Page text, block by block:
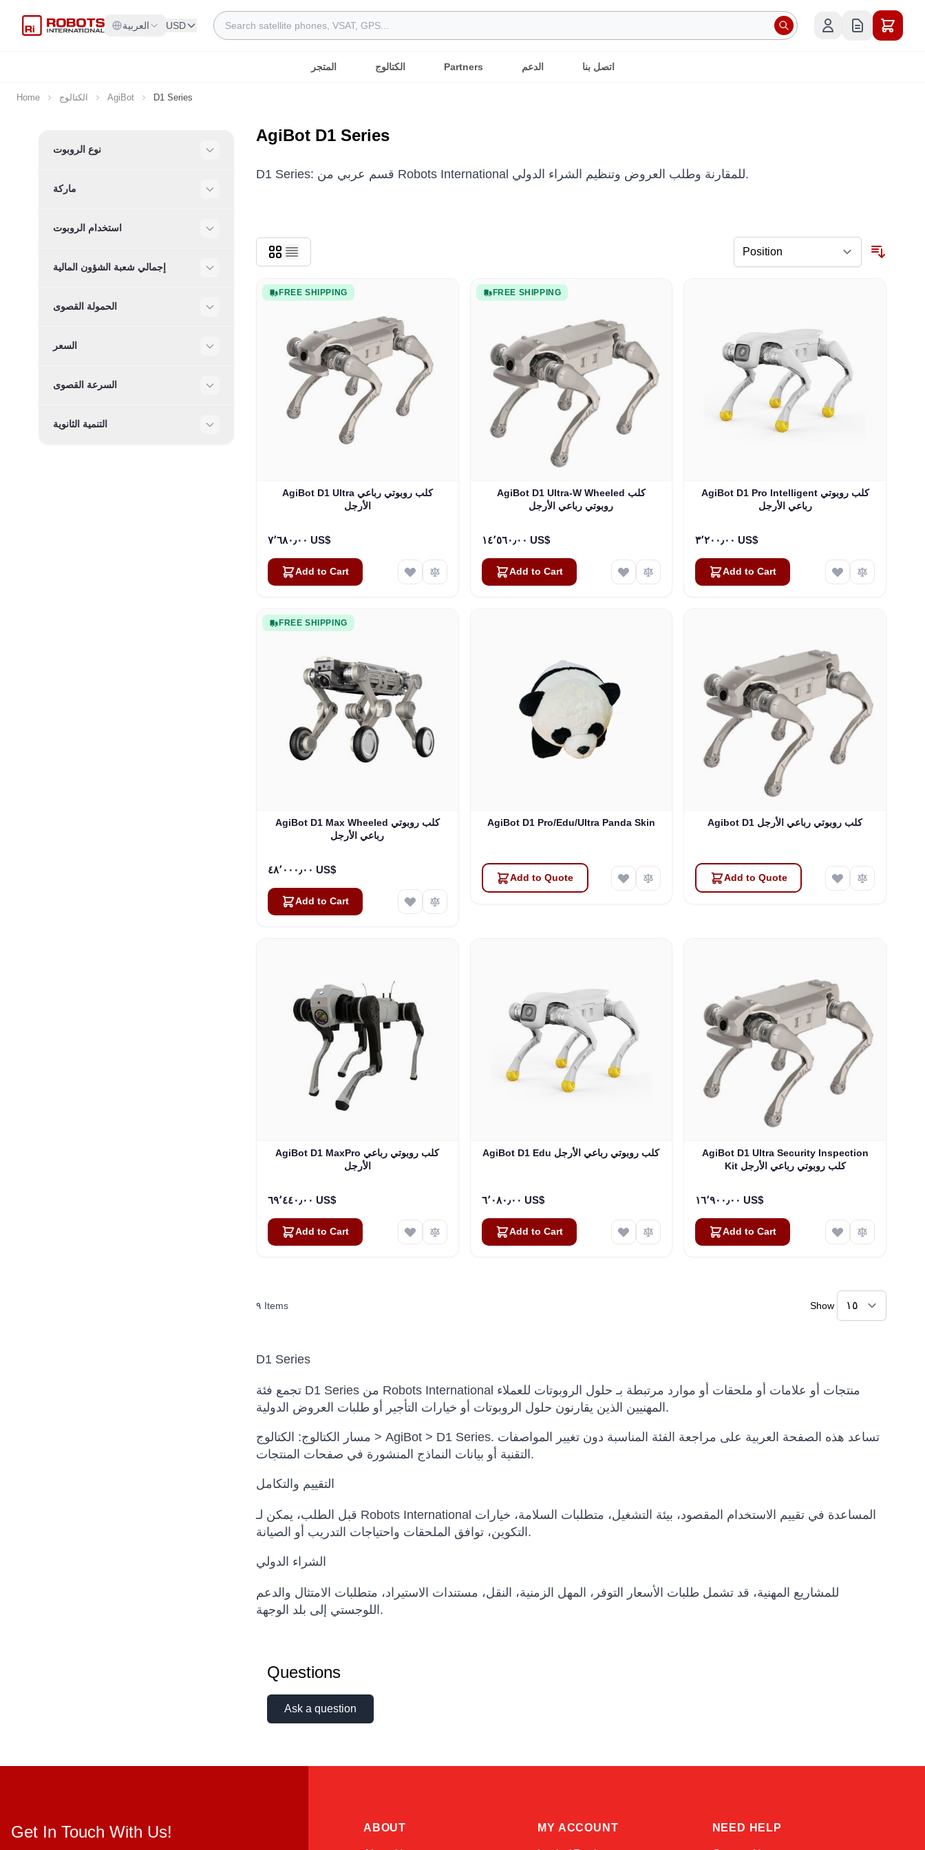
العربية USD
Search
المتجر الكتالوج Partners الدعم اتصل بنا
Home الكتالوج AgiBot D1 Series
Skip to product list
نوع الروبوت
ماركة
استخدام الروبوت
إجمالي شعبة الشؤون المالية
الحمولة القصوى
السعر
السرعة القصوى
التنمية الثانوية
AgiBot D1 Series
D1 Series: قسم عربي من Robots International للمقارنة وطلب العروض وتنظيم الشراء الدولي.
FREE SHIPPING
AgiBot D1 Ultra كلب روبوتي رباعي
الأرجل
٧٬٦٨٠٫٠٠ US$
Add to Cart
FREE SHIPPING
AgiBot D1 Ultra-W Wheeled كلب
روبوتي رباعي الأرجل
١٤٬٥٦٠٫٠٠ US$
Add to Cart
AgiBot D1 Pro Intelligent كلب روبوتي
رباعي الأرجل
٣٬٢٠٠٫٠٠ US$
Add to Cart
FREE SHIPPING
AgiBot D1 Max Wheeled كلب روبوتي
رباعي الأرجل
٤٨٬٠٠٠٫٠٠ US$
Add to Cart
AgiBot D1 Pro/Edu/Ultra Panda Skin
Add to Quote
Agibot D1 كلب روبوتي رباعي الأرجل
Add to Quote
AgiBot D1 MaxPro كلب روبوتي رباعي
الأرجل
٦٩٬٤٤٠٫٠٠ US$
Add to Cart
AgiBot D1 Edu كلب روبوتي رباعي الأرجل
٦٬٠٨٠٫٠٠ US$
Add to Cart
AgiBot D1 Ultra Security Inspection
Kit كلب روبوتي رباعي الأرجل
١٦٬٩٠٠٫٠٠ US$
Add to Cart
٩ Items Show
D1 Series
تجمع فئة D1 Series من Robots International منتجات أو علامات أو ملحقات أو موارد مرتبطة بـ حلول الروبوتات للعملاء
المهنيين الذين يقارنون حلول الروبوتات أو خيارات التأجير أو طلبات العروض الدولية.
مسار الكتالوج: الكتالوج > AgiBot > D1 Series. تساعد هذه الصفحة العربية على مراجعة الفئة المناسبة دون تغيير المواصفات
التقنية أو بيانات النماذج المنشورة في صفحات المنتجات.
التقييم والتكامل
قبل الطلب، يمكن لـ Robots International المساعدة في تقييم الاستخدام المقصود، بيئة التشغيل، متطلبات السلامة، خيارات
التكوين، توافق الملحقات واحتياجات التدريب أو الصيانة.
الشراء الدولي
للمشاريع المهنية، قد تشمل طلبات الأسعار التوفر، المهل الزمنية، النقل، مستندات الاستيراد، متطلبات الامتثال والدعم
اللوجستي إلى بلد الوجهة.
Questions
Ask a question
Get In Touch With Us! ABOUT MY ACCOUNT NEED HELP